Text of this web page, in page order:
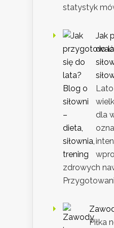
statystyk
Jak
do
dla
zdrowych
Piłka